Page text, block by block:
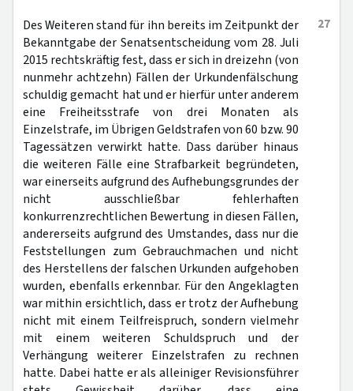
27
Des Weiteren stand für ihn bereits im Zeitpunkt der
Bekanntgabe der Senatsentscheidung vom 28. Juli
2015 rechtskräftig fest, dass er sich in dreizehn (von
nunmehr achtzehn) Fällen der Urkundenfälschung
schuldig gemacht hat und er hierfür unter anderem
eine Freiheitsstrafe von drei Monaten als
Einzelstrafe, im Übrigen Geldstrafen von 60 bzw. 90
Tagessätzen verwirkt hatte. Dass darüber hinaus
die weiteren Fälle eine Strafbarkeit begründeten,
war einerseits aufgrund des Aufhebungsgrundes der
nicht ausschließbar fehlerhaften
konkurrenzrechtlichen Bewertung in diesen Fällen,
andererseits aufgrund des Umstandes, dass nur die
Feststellungen zum Gebrauchmachen und nicht
des Herstellens der falschen Urkunden aufgehoben
wurden, ebenfalls erkennbar. Für den Angeklagten
war mithin ersichtlich, dass er trotz der Aufhebung
nicht mit einem Teilfreispruch, sondern vielmehr
mit einem weiteren Schuldspruch und der
Verhängung weiterer Einzelstrafen zu rechnen
hatte. Dabei hatte er als alleiniger Revisionsführer